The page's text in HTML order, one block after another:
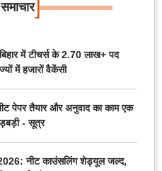
]
में टीचर्स के 2.70 लाख+ पद
में हजारों वैकेंसी
पेपर तैयार और अनुवाद का काम एक
- सूत्र
नीट काउंसलिंग शेड्यूल जल्द,